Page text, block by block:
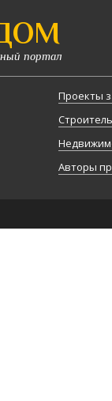
портал
Проекты
Авторы